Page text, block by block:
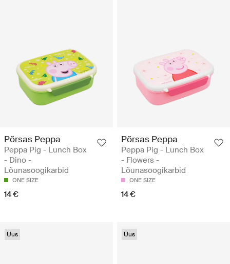
Põrsas Peppa
Peppa Pig - Lunch Box
- Dino -
Lõunasöögikarbid
ONE SIZE
14 €
Põrsas Peppa
Peppa Pig - Lunch Box
- Flowers -
Lõunasöögikarbid
ONE SIZE
14 €
Uus Uus